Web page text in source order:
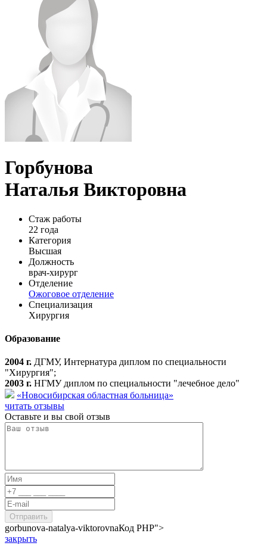
Горбунова
Наталья Викторовна
Стаж работы
22 года
Категория
Высшая
Должность
врач-хирург
Отделение
Ожоговое отделение
Специализация
Хирургия
Образование
2004 г. ДГМУ, Интернатура диплом по специальности
"Хирургия";
2003 г. НГМУ диплом по специальности "лечебное дело"
«Новосибирская областная больница»
читать отзывы
Оставьте и вы свой отзыв
gorbunova-natalya-viktorovnaКод PHP">
закрыть